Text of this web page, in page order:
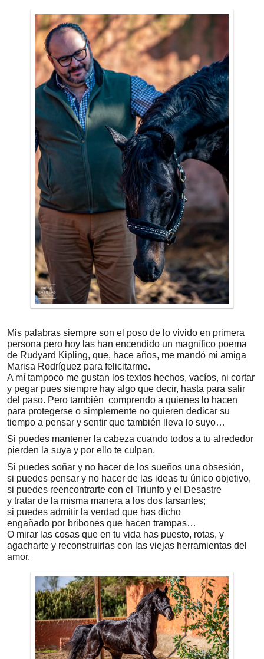
Mis palabras siempre son el poso de lo vivido en primera
persona pero hoy las han encendido un magnífico poema
de Rudyard Kipling, que, hace años, me mandó mi amiga
Marisa Rodríguez para felicitarme.
A mí tampoco me gustan los textos hechos, vacíos, ni cortar
y pegar pues siempre hay algo que decir, hasta para salir
del paso. Pero también comprendo a quienes lo hacen
para protegerse o simplemente no quieren dedicar su
tiempo a pensar y sentir que también lleva lo suyo…
Si puedes mantener la cabeza cuando todos a tu alrededor
pierden la suya y por ello te culpan.
Si puedes soñar y no hacer de los sueños una obsesión,
si puedes pensar y no hacer de las ideas tu único objetivo,
si puedes reencontrarte con el Triunfo y el Desastre
y tratar de la misma manera a los dos farsantes;
si puedes admitir la verdad que has dicho
engañado por bribones que hacen trampas…
O mirar las cosas que en tu vida has puesto, rotas, y
agacharte y reconstruirlas con las viejas herramientas del
amor.